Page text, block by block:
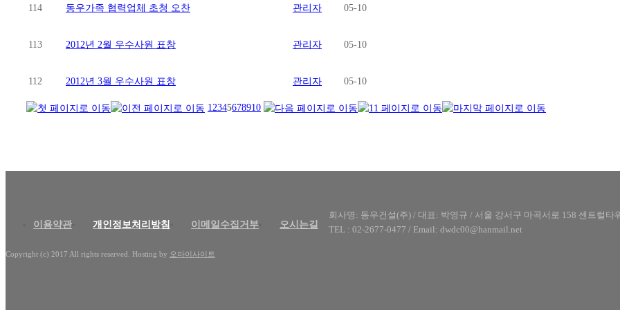
114 동우가족 협력업체 초청 오찬 관리자 05-10
113 2012년 2월 우수사원 표창 관리자 05-10
112 2012년 3월 우수사원 표창 관리자 05-10
12345678910
이용약관 개인정보처리방침 이메일수집거부 오시는길
회사명: 동우건설(주) / 대표: 박영규 / 서울 강서구 마곡서로 158 센트럴타
TEL : 02-2677-0477 / Email: dwdc00@hanmail.net
Copyright (c) 2017 All rights reserved. Hosting by 오마이사이트